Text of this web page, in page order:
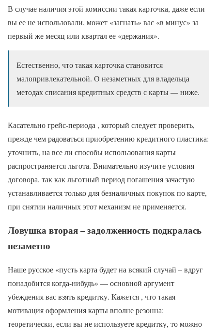
В случае наличия этой комиссии такая карточка, даже если
вы ее не использовали, может «загнать» вас «в минус» за
первый же месяц или квартал ее «держания».
Естественно, что такая карточка становится
малопривлекательной. О незаметных для владельца
методах списания кредитных средств с карты — ниже.
Касательно грейс-периода , который следует проверить,
прежде чем радоваться приобретению кредитного пластика:
уточнить, на все ли способы использования карты
распространяется льгота. Внимательно изучите условия
договора, так как льготный период погашения зачастую
устанавливается только для безналичных покупок по карте,
при снятии наличных этот механизм не применяется.
Ловушка вторая – задолженность подкралась
незаметно
Наше русское «пусть карта будет на всякий случай – вдруг
понадобится когда-нибудь» — основной аргумент
убеждения вас взять кредитку. Кажется , что такая
мотивация оформления карты вполне резонна:
теоретически, если вы не используете кредитку, то можно